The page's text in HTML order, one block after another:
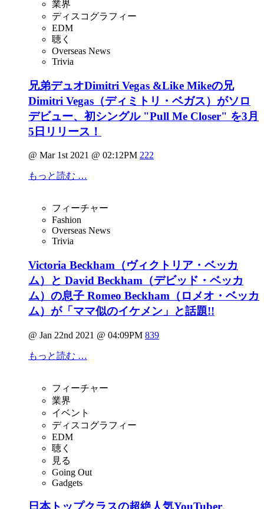
業界
ディスコグラフィー
EDM
聴く
Overseas News
Trivia
兄弟デュオDimitri Vegas &Like Mikeの兄
Dimitri Vegas（ディミトリ・ベガス）がソロ
デビュー、初シングル "Pull Me Closer" を3月
5日リリース！
@ Mar 1st 2021 @ 02:12PM 222
もっと読む …
フィーチャー
Fashion
Overseas News
Trivia
Victoria Beckham（ヴィクトリア・ベッカ
ム）と David Beckham（デビッド・ベッカ
ム）の息子 Romeo Beckham（ロメオ・ベッカ
ム）が「ママ似のイケメン」と話題!!
@ Jan 22nd 2021 @ 04:09PM 839
もっと読む …
フィーチャー
業界
イベント
ディスコグラフィー
EDM
聴く
見る
Going Out
Gadgets